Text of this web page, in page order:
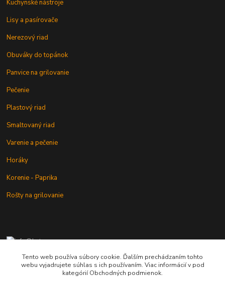
Kuchynské nástroje
Lisy a pasírovače
Nerezový riad
Obuváky do topánok
Panvice na grilovanie
Pečenie
Plastový riad
Smaltovaný riad
Varenie a pečenie
Horáky
Korenie - Paprika
Rošty na grilovanie
+421 902 212 007
od 8:00 - do 16:00 hod
Tento web používa súbory cookie. Ďalším prechádzaním tohto
webu vyjadrujete súhlas s ich používaním. Viac informácií v pod
kategórií Obchodných podmienok.